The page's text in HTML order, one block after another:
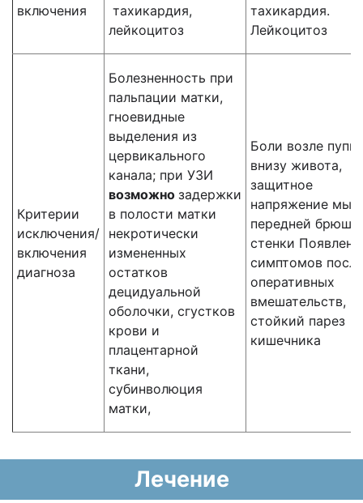
включения
тахикардия,
лейкоцитоз
тахикардия.
Лейкоцитоз
Критерии
исключения/
включения
диагноза
Болезненность при
пальпации матки,
гноевидные
выделения из
цервикального
канала; при УЗИ
возможно задержки
в полости матки
некротически
измененных
остатков
децидуальной
оболочки, сгустков
крови и
плацентарной
ткани,
субинволюция
матки,
Боли возле
внизу живота,
защитное
напряжение
передней
стенки
симптомов после
оперативных
вмешательств,
стойкий парез
кишечника
Лечение